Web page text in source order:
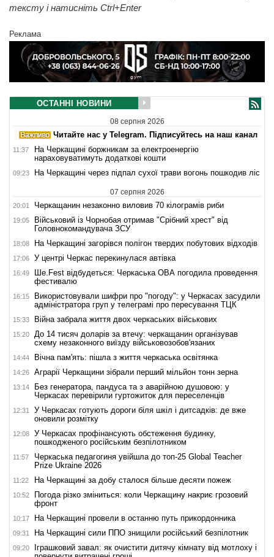
тексту і натисніть Ctrl+Enter
Реклама
ОСТАННІ НОВИНИ
08 серпня 2026
Читайте нас у Telegram. Підписуйтесь на наш канал
11:37
На Черкащині боржникам за електроенергію
нараховуватимуть додаткові кошти
09:23 На Черкащині через підпал сухої трави вогонь пошкодив ліс
07 серпня 2026
20:01 Черкащанин незаконно виловив 70 кілограмів риби
19:05
Військовий із Чорнобая отримав "Срібний хрест" від
Головнокомандувача ЗСУ
18:08 На Черкащині загорівся полігон твердих побутових відходів
17:06 У центрі Черкас перекинулася автівка
16:49
Ше.Fest відбудеться: Черкаська ОВА погодила проведення
фестивалю
16:15
Використовували шифри про "погоду": у Черкасах засудили
адміністратора груп у телеграмі про пересування ТЦК
15:33 Війна забрала життя двох черкаських військових
15:20
До 14 тисяч доларів за втечу: черкащанин організував
схему незаконного виїзду військовозобов'язаних
14:44 Вічна пам'ять: пішла з життя черкаська освітянка
14:26 Аграрії Черкащини зібрали перший мільйон тонн зерна
13:14
Без генератора, пандуса та з аварійною душовою: у
Черкасах перевірили гуртожиток для переселенців
12:31
У Черкасах готують дороги біля шкіл і дитсадків: де вже
оновили розмітку
12:08
У Черкасах профінансують обстеження будинку,
пошкодженого російським безпілотником
11:57
Черкаська педагогиня увійшла до топ-25 Global Teacher
Prize Ukraine 2026
11:22 На Черкащині за добу сталося більше десяти пожеж
10:52
Погода різко зміниться: коли Черкащину накриє грозовий
фронт
10:17 На Черкащині провели в останню путь прикордонника
09:31 На Черкащині сили ППО знищили російський безпілотник
09:20
Іграшковий завал: як очистити дитячу кімнату від мотлоху і